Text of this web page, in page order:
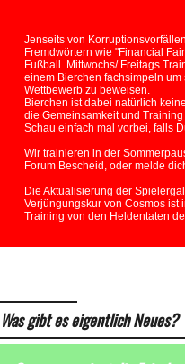
Jenseits von
Fremdwörtern wie "Financial
Fußball. Mittwochs/ Freitags
einem Bierchen fachsimpeln
Wettbewerb zu beweisen.
Bierchen ist dabei natürlich
die Gemeinsamkeit und
Schau einfach mal vorbei, falls
Wir trainieren in der
Forum Bescheid, oder melde
Die Aktualisierung der
Verjüngungskur von Cosmos ist
Training von den Heldentaten
Was gibt es eigentlich Neues?